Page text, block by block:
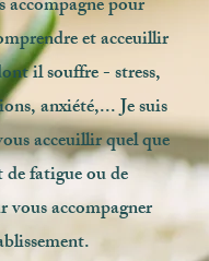
accompagne pour
et acceuillir
il souffre - stress,
anxiété,... Je suis
acceuillir quel que
fatigue ou de
accompagner